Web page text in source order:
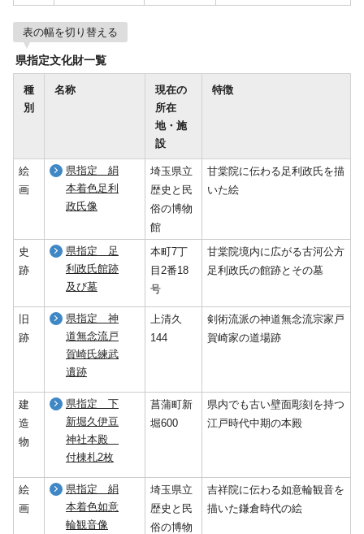
表の幅を切り替える
県指定文化財一覧
種
別
名称
現在の
所在
地・施
設
特徴
絵
画
県指定 絹
本着色足利
政氏像
埼玉県立
歴史と民
俗の博物
館
甘棠院に伝わる足利政氏を描
いた絵
史
跡
県指定 足
利政氏館跡
及び墓
本町7丁
目2番18
号
甘棠院境内に広がる古河公方
足利政氏の館跡とその墓
旧
跡
県指定 神
道無念流戸
賀崎氏練武
遺跡
上清久
144
剣術流派の神道無念流宗家戸
賀崎家の道場跡
建
造
物
県指定 下
新堀久伊豆
神社本殿
付棟札2枚
菖蒲町新
堀600
県内でも古い壁面彫刻を持つ
江戸時代中期の本殿
絵
画
県指定 絹
本着色如意
輪観音像
埼玉県立
歴史と民
俗の博物
吉祥院に伝わる如意輪観音を
描いた鎌倉時代の絵